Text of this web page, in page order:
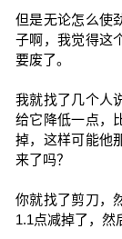
但是无论怎么使
子啊，我觉得这
要废了。
我就找了几个人
给它降低一点，
掉，这样可能他
来了吗？
你就找了剪刀，
1.1点减掉了，然